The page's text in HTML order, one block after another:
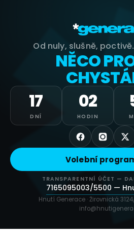
Od nuly, slušně,
NĚCO
17
DNÍ
02
HODIN
Volební
TRANSPARENTNÍ ÚČET —
7165095003/5500 —
Hnutí Generace · Žirovnická